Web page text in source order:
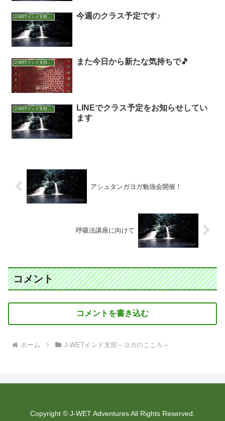
J-WETインド支部～ヨガのこころ～ 今週のクラス予定です♪
J-WETインド支部～ヨガのこころ～ また今日から新たな気持ちで🎵
J-WETインド支部～ヨガのこころ～
LINEでクラス予定をお知らせしてい
ます
アシュタンガヨガ勉強会開催！
呼吸法講座に向けて
コメント
コメントを書き込む
ホーム J-WETインド支部～ヨガのこころ～
Copyright © J-WET Adventures All Rights Reserved.